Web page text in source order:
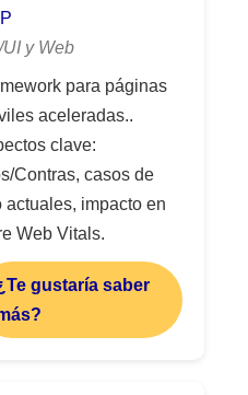
y Web
para páginas
aceleradas..
clave:
Contras, casos de
actuales, impacto en
Web Vitals.
gustaría saber